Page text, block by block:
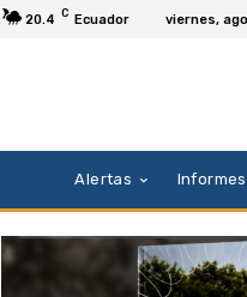
20.4 C Ecuador viernes,
Alertas Informes